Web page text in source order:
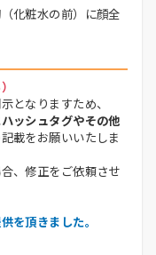
化粧水の前）に顔全
となりますため、
ッシュタグやその他
載をお願いいたしま
、修正をご依頼させ
を頂きました。